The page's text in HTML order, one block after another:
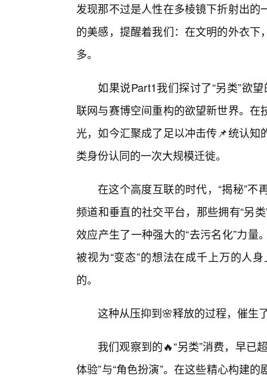
发现那不过是人性在多棱镜下折射出
的美感，提醒着我们：在文明的外衣
多。
如果说Part1我们探讨了“另类”欲
联网与赛博空间重构的欲望新世界。
光，如今汇聚成了足以冲击传📌统认
类身份认同的一次大规模迁徙。
在这个高度互联的时代，“揭秘”
频道和垂直的社交平台，那些拥有“另
效应产生了一种强大的“去污名化”力
被视为“变态”的想法在成千上万的人
的。
这种从压抑到🌸释放的过程，催生
我们观察到的🔥“另类”消费，早已
体验”与“角色扮演”。在这些精心构建